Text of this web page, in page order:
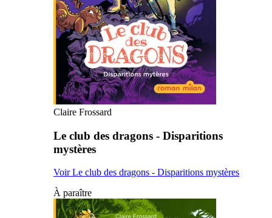
Claire Frossard
Le club des dragons - Disparitions
mystères
Voir Le club des dragons - Disparitions mystères
À paraître